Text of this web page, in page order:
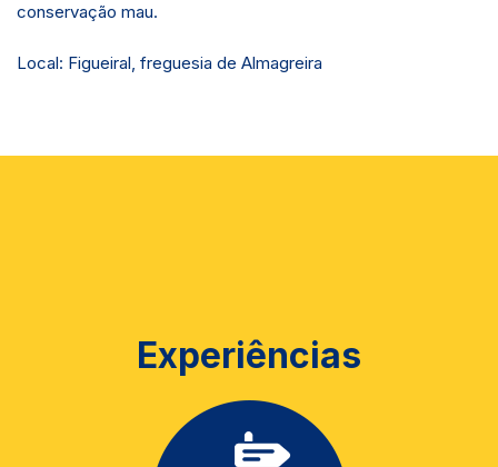
conservação mau.
Local: Figueiral, freguesia de Almagreira
Experiências